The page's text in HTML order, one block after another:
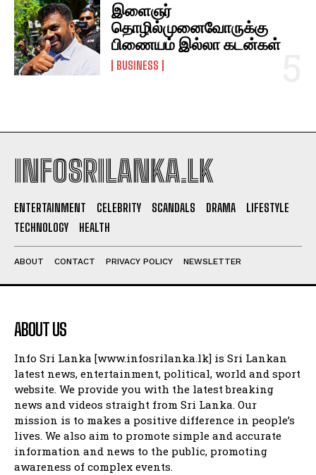
இளைஞர்
தொழில்முனைவோருக்கு
பிணையம் இல்லா கடன்கள்
BUSINESS
INFOSRILANKA.LK
ENTERTAINMENT CELEBRITY SCANDALS DRAMA
LIFESTYLE
TECHNOLOGY
HEALTH
ABOUT CONTACT PRIVACY POLICY NEWSLETTER
ABOUT US
Info Sri Lanka [www.infosrilanka.lk] is Sri Lankan
latest news, entertainment, political, world and sport
website. We provide you with the latest breaking
news and videos straight from Sri Lanka. Our
mission is to makes a positive difference in people’s
lives. We also aim to promote simple and accurate
information and news to the public, promoting
awareness of complex events.